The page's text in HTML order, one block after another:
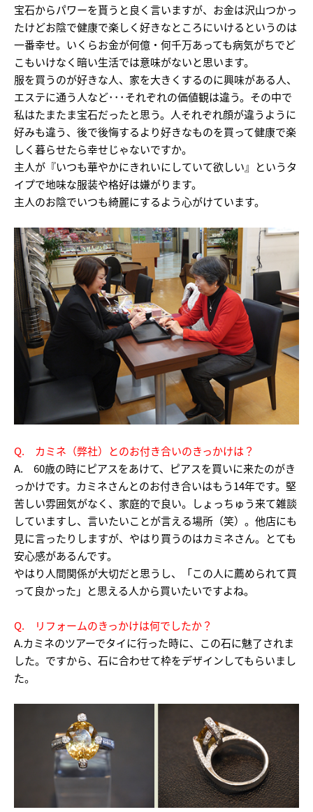
宝石からパワーを貰うと良く言いますが、お金は沢山つかっ
たけどお陰で健康で楽しく好きなところにいけるというのは
一番幸せ。いくらお金が何億・何千万あっても病気がちでど
こもいけなく暗い生活では意味がないと思います。
服を買うのが好きな人、家を大きくするのに興味がある人、
エステに通う人など･･･それぞれの価値観は違う。その中で
私はたまたま宝石だったと思う。人それぞれ顔が違うように
好みも違う、後で後悔するより好きなものを買って健康で楽
しく暮らせたら幸せじゃないですか。
主人が『いつも華やかにきれいにしていて欲しい』というタ
イプで地味な服装や格好は嫌がります。
主人のお陰でいつも綺麗にするよう心がけています。
Q. カミネ（弊社）とのお付き合いのきっかけは？
A. 60歳の時にピアスをあけて、ピアスを買いに来たのがき
っかけです。カミネさんとのお付き合いはもう14年です。堅
苦しい雰囲気がなく、家庭的で良い。しょっちゅう来て雑談
していますし、言いたいことが言える場所（笑）。他店にも
見に言ったりしますが、やはり買うのはカミネさん。とても
安心感があるんです。
やはり人間関係が大切だと思うし、「この人に薦められて買
って良かった」と思える人から買いたいですよね。
Q. リフォームのきっかけは何でしたか？
A.カミネのツアーでタイに行った時に、この石に魅了されま
した。ですから、石に合わせて枠をデザインしてもらいまし
た。